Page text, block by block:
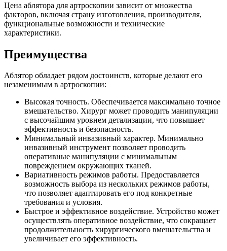
Цена аблятора для артроскопии зависит от множества
факторов, включая страну изготовления, производителя,
функциональные возможности и технические
характеристики.
Преимущества
Аблятор обладает рядом достоинств, которые делают его
незаменимым в артроскопии:
Высокая точность. Обеспечивается максимально точное
вмешательство. Хирург может проводить манипуляции
с высочайшим уровнем детализации, что повышает
эффективность и безопасность.
Минимальный инвазивный характер. Минимально
инвазивный инструмент позволяет проводить
оперативные манипуляции с минимальным
повреждением окружающих тканей.
Вариативность режимов работы. Предоставляется
возможность выбора из нескольких режимов работы,
что позволяет адаптировать его под конкретные
требования и условия.
Быстрое и эффективное воздействие. Устройство может
осуществлять оперативное воздействие, что сокращает
продолжительность хирургического вмешательства и
увеличивает его эффективность.